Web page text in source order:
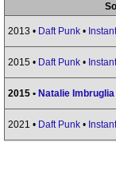
2013 • Daft Punk •
2015 • Daft Punk •
2015 • Natalie Imbruglia
2021 • Daft Punk •